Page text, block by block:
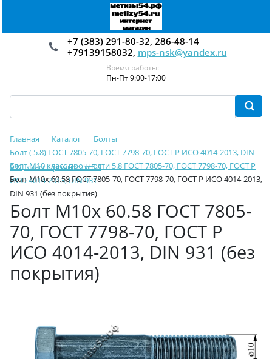
+7 (383) 291-80-32, 286-48-14
+79139158032, mps-nsk@yandex.ru
Время работы:
Пн-Пт 9:00-17:00
Главная Каталог
Болты
Болт ( 5.8) ГОСТ 7805-70, ГОСТ 7798-70, ГОСТ Р ИСО 4014-2013, DIN
931, класс прочности 5.8
Болт М10 класс прочности 5.8 ГОСТ 7805-70, ГОСТ 7798-70, ГОСТ Р
ИСО 4014-2013, DIN 931
Болт М10х 60.58 ГОСТ 7805-70, ГОСТ 7798-70, ГОСТ Р ИСО 4014-2013,
DIN 931 (без покрытия)
Болт М10х 60.58 ГОСТ 7805-
70, ГОСТ 7798-70, ГОСТ Р
ИСО 4014-2013, DIN 931 (без
покрытия)